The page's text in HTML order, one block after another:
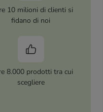
10 milioni di clienti si
fidano di noi
8.000 prodotti tra cui
scegliere